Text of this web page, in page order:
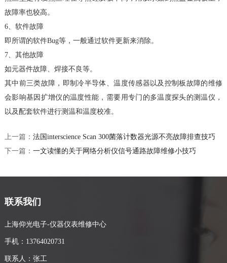
故障率也较高。
6、软件故障
即所谓的软件Bug等，一般通过软件更新来消除。
7、其他故障
如元器件故障、焊接不良等。
其中前三类故障，即制冷半导体、温度传感器以及控制板故障的维修
会影响基因扩增仪的温度性能，需要用专门的多温度探头的测温仪，
以及配套软件进行测温和温度校准。
上一篇： 法国interscience Scan 300菌落计数器光源不亮故障排查技巧
下一篇： 一文读懂的关于网络分析仪信号通路故障维修小技巧
联系我们
上海仰光电子-仪器仪表维修中心
手机：13764020731
联系人：张工